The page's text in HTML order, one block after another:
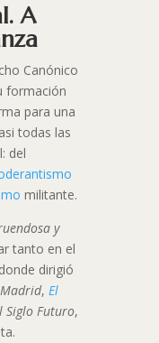
A
Canónico
formación
para una
todas las
del
militante.
y
tanto en el
dirigió
, El
Siglo Futuro,